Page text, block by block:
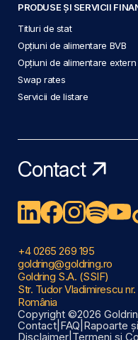
PRODUSE ȘI SERVICII
Titluri de stat
Opțiuni de alimentare BVB
Opțiuni de alimentare extern
Swap rates
Servicii de listare
Contact
+4 0265 269 195
goldring@goldring.ro
Goldring S.A. (SSIF)
Str. Tudor Vladimirescu
România
Copyright ©2026
Contact FAQ Rapoarte
Disclaimer Termeni și